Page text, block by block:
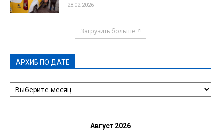
28.02.2026
Загрузить больше
АРХИВ ПО ДАТЕ
АРХИВ
ПО
Август 2026